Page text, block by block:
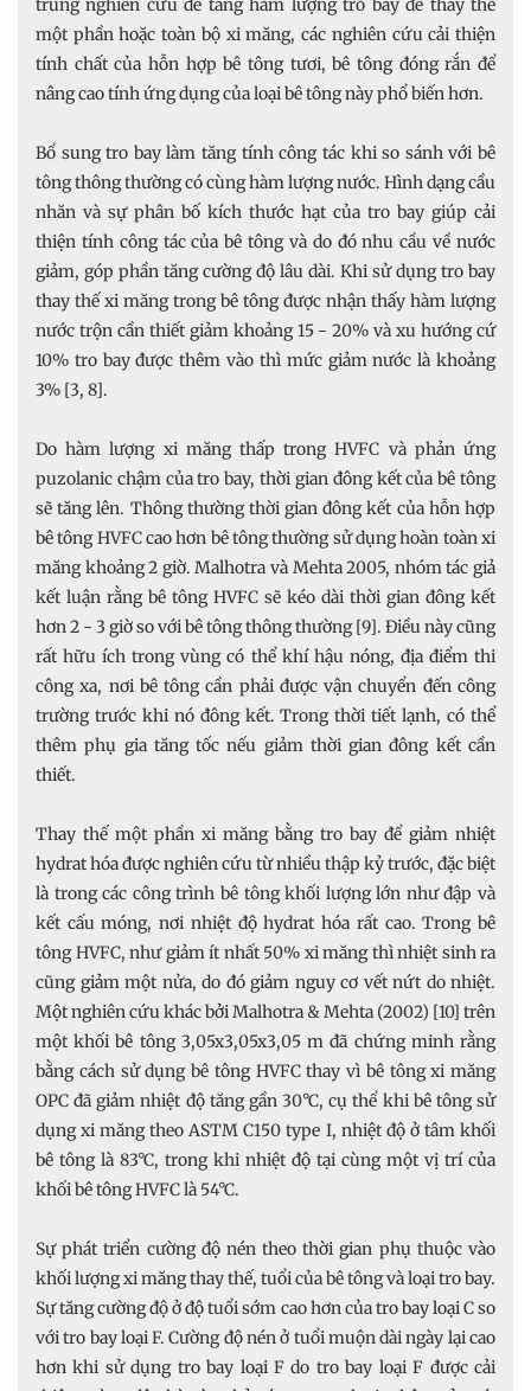
trung nghiên cứu để tăng hàm lượng tro bay để thay thế
một phần hoặc toàn bộ xi măng, các nghiên cứu cải thiện
tính chất của hỗn hợp bê tông tươi, bê tông đóng rắn để
nâng cao tính ứng dụng của loại bê tông này phổ biến hơn.
Bổ sung tro bay làm tăng tính công tác khi so sánh với bê
tông thông thường có cùng hàm lượng nước. Hình dạng cầu
nhăn và sự phân bố kích thước hạt của tro bay giúp cải
thiện tính công tác của bê tông và do đó nhu cầu về nước
giảm, góp phần tăng cường độ lâu dài. Khi sử dụng tro bay
thay thế xi măng trong bê tông được nhận thấy hàm lượng
nước trộn cần thiết giảm khoảng 15 - 20% và xu hướng cứ
10% tro bay được thêm vào thì mức giảm nước là khoảng
3% [3, 8].
Do hàm lượng xi măng thấp trong HVFC và phản ứng
puzolanic chậm của tro bay, thời gian đông kết của bê tông
sẽ tăng lên. Thông thường thời gian đông kết của hỗn hợp
bê tông HVFC cao hơn bê tông thường sử dụng hoàn toàn xi
măng khoảng 2 giờ. Malhotra và Mehta 2005, nhóm tác giả
kết luận rằng bê tông HVFC sẽ kéo dài thời gian đông kết
hơn 2 - 3 giờ so với bê tông thông thường [9]. Điều này cũng
rất hữu ích trong vùng có thể khí hậu nóng, địa điểm thi
công xa, nơi bê tông cần phải được vận chuyển đến công
trường trước khi nó đông kết. Trong thời tiết lạnh, có thể
thêm phụ gia tăng tốc nếu giảm thời gian đông kết cần
thiết.
Thay thế một phần xi măng bằng tro bay để giảm nhiệt
hydrat hóa được nghiên cứu từ nhiều thập kỷ trước, đặc biệt
là trong các công trình bê tông khối lượng lớn như đập và
kết cấu móng, nơi nhiệt độ hydrat hóa rất cao. Trong bê
tông HVFC, như giảm ít nhất 50% xi măng thì nhiệt sinh ra
cũng giảm một nửa, do đó giảm nguy cơ vết nứt do nhiệt.
Một nghiên cứu khác bởi Malhotra & Mehta (2002) [10] trên
một khối bê tông 3,05x3,05x3,05 m đã chứng minh rằng
bằng cách sử dụng bê tông HVFC thay vì bê tông xi măng
OPC đã giảm nhiệt độ tăng gần 30°C, cụ thể khi bê tông sử
dụng xi măng theo ASTM C150 type I, nhiệt độ ở tâm khối
bê tông là 83°C, trong khi nhiệt độ tại cùng một vị trí của
khối bê tông HVFC là 54°C.
Sự phát triển cường độ nén theo thời gian phụ thuộc vào
khối lượng xi măng thay thế, tuổi của bê tông và loại tro bay.
Sự tăng cường độ ở độ tuổi sớm cao hơn của tro bay loại C so
với tro bay loại F. Cường độ nén ở tuổi muộn dài ngày lại cao
hơn khi sử dụng tro bay loại F do tro bay loại F được cải